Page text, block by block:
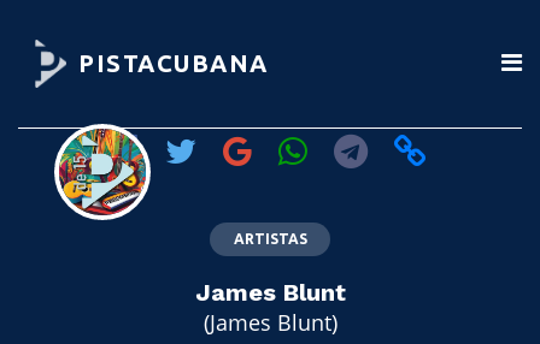
PISTACUBANA
ARTISTAS
James Blunt
(James Blunt)